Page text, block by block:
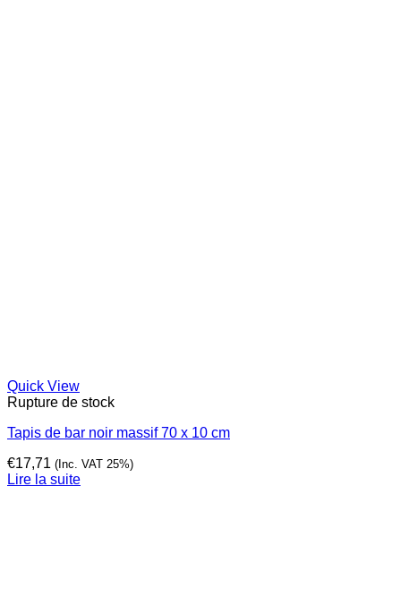
Quick View
Rupture de stock
Tapis de bar noir massif 70 x 10 cm
€17,71 (Inc. VAT 25%)
Lire la suite